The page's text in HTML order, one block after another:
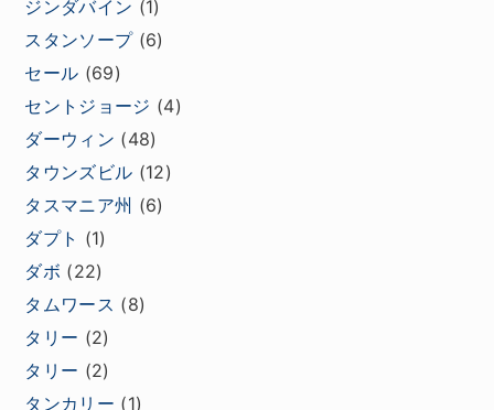
ジンダバイン (1)
スタンソープ(6)
セール (69)
セントジョージ (4)
ダーウィン (48)
タウンズビル (12)
タスマニア州 (6)
ダプト (1)
ダボ (22)
タムワース (8)
タリー (2)
タリー (2)
タンカリー (1)